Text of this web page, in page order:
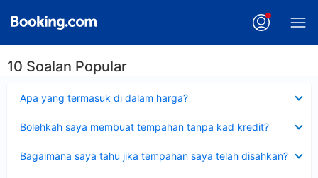
10 Soalan Popular
Apa yang termasuk di dalam harga?
Bolehkah saya membuat tempahan tanpa kad kredit?
Bagaimana saya tahu jika tempahan saya telah disahkan?